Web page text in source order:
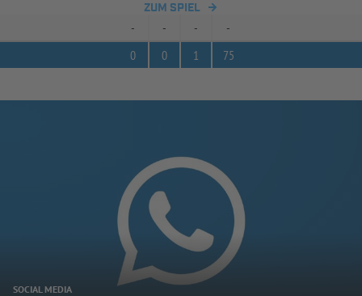
ZUM SPIEL
- - -
-
0
0 1 75
SOCIAL MEDIA